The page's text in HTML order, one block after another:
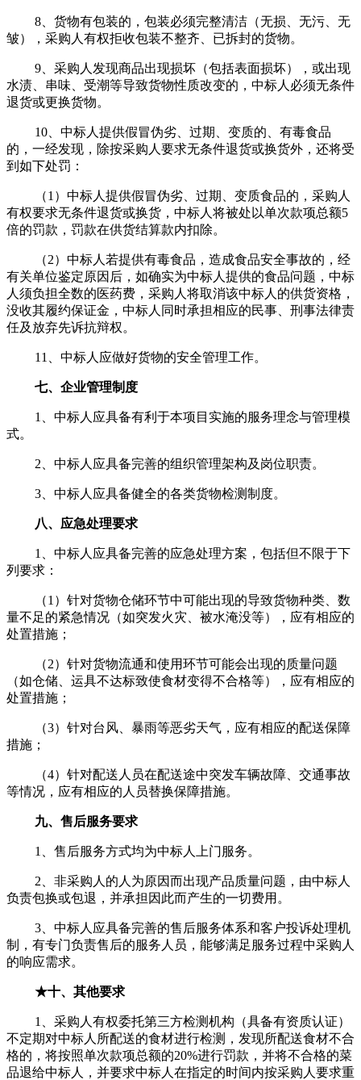
8、货物有包装的，包装必须完整清洁（无损、无污、无
皱），采购人有权拒收包装不整齐、已拆封的货物。
9、采购人发现商品出现损坏（包括表面损坏），或出现
水渍、串味、受潮等导致货物性质改变的，中标人必须无条件
退货或更换货物。
10、中标人提供假冒伪劣、过期、变质的、有毒食品
的，一经发现，除按采购人要求无条件退货或换货外，还将受
到如下处罚：
（1）中标人提供假冒伪劣、过期、变质食品的，采购人
有权要求无条件退货或换货，中标人将被处以单次款项总额5
倍的罚款，罚款在供货结算款内扣除。
（2）中标人若提供有毒食品，造成食品安全事故的，经
有关单位鉴定原因后，如确实为中标人提供的食品问题，中标
人须负担全数的医药费，采购人将取消该中标人的供货资格，
没收其履约保证金，中标人同时承担相应的民事、刑事法律责
任及放弃先诉抗辩权。
11、中标人应做好货物的安全管理工作。
七、企业管理制度
1、中标人应具备有利于本项目实施的服务理念与管理模
式。
2、中标人应具备完善的组织管理架构及岗位职责。
3、中标人应具备健全的各类货物检测制度。
八、应急处理要求
1、中标人应具备完善的应急处理方案，包括但不限于下
列要求：
（1）针对货物仓储环节中可能出现的导致货物种类、数
量不足的紧急情况（如突发火灾、被水淹没等），应有相应的
处置措施；
（2）针对货物流通和使用环节可能会出现的质量问题
（如仓储、运具不达标致使食材变得不合格等），应有相应的
处置措施；
（3）针对台风、暴雨等恶劣天气，应有相应的配送保障
措施；
（4）针对配送人员在配送途中突发车辆故障、交通事故
等情况，应有相应的人员替换保障措施。
九、售后服务要求
1、售后服务方式均为中标人上门服务。
2、非采购人的人为原因而出现产品质量问题，由中标人
负责包换或包退，并承担因此而产生的一切费用。
3、中标人应具备完善的售后服务体系和客户投诉处理机
制，有专门负责售后的服务人员，能够满足服务过程中采购人
的响应需求。
★十、其他要求
1、采购人有权委托第三方检测机构（具备有资质认证）
不定期对中标人所配送的食材进行检测，发现所配送食材不合
格的，将按照单次款项总额的20%进行罚款，并将不合格的菜
品退给中标人，并要求中标人在指定的时间内按采购人要求重